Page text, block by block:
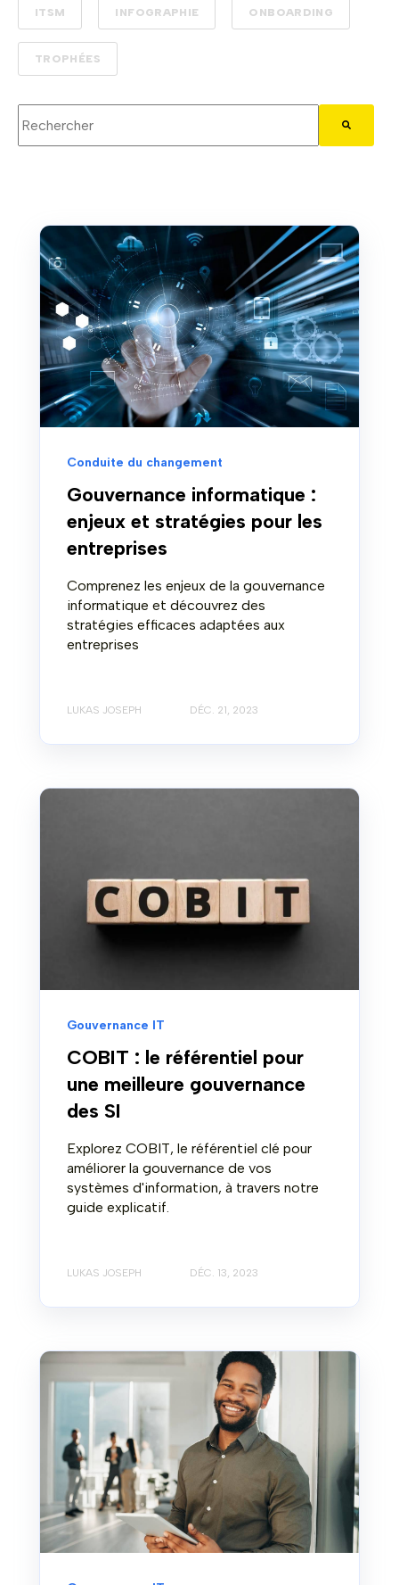
ITSM INFOGRAPHIE ONBOARDING
TROPHÉES
Conduite du changement
Gouvernance informatique :
enjeux et stratégies pour les
entreprises
Comprenez les enjeux de la gouvernance
informatique et découvrez des
stratégies efficaces adaptées aux
entreprises
LUKAS JOSEPH DÉC. 21, 2023
Gouvernance IT
COBIT : le référentiel pour
une meilleure gouvernance
des SI
Explorez COBIT, le référentiel clé pour
améliorer la gouvernance de vos
systèmes d'information, à travers notre
guide explicatif.
LUKAS JOSEPH DÉC. 13, 2023